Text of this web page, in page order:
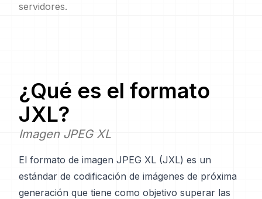
servidores.
¿Qué es el formato
JXL?
Imagen JPEG XL
El formato de imagen JPEG XL (JXL) es un
estándar de codificación de imágenes de próxima
generación que tiene como objetivo superar las